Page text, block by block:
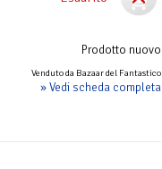
Prodotto nuovo
Venduto da Bazaar del Fantastico
» Vedi scheda completa